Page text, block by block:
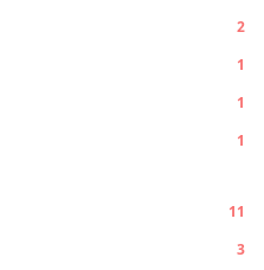
2
1
1
1
11
3